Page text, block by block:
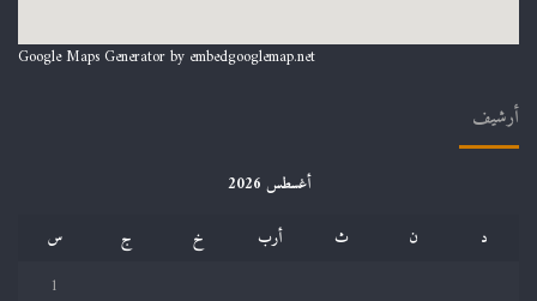
Google Maps Generator by embedgooglemap.net
أرشيف
أغسطس 2026
د
ن ث أرب خ ج
س
1